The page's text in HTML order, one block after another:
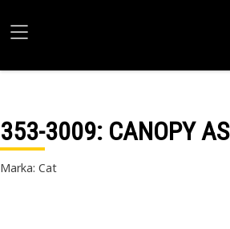
353-3009: CANOPY AS
Marka: Cat